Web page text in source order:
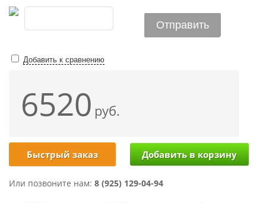
Добавить к сравнению
6520 руб.
Быстрый заказ
Или позвоните нам: 8 (925) 129-04-94